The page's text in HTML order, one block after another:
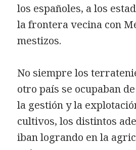
los españoles, a los
la frontera vecina con
mestizos.
No siempre los
otro país se ocupaban
la gestión y la
cultivos, los distintos
iban logrando en la